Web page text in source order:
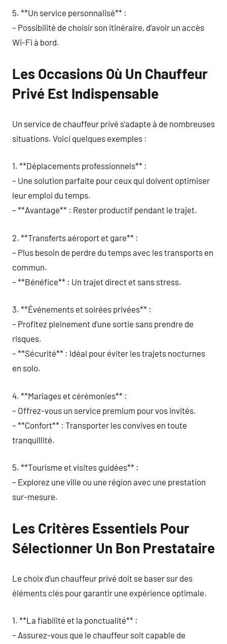
5. **Un service personnalisé** :
– Possibilité de choisir son itinéraire, d’avoir un accès
Wi-Fi à bord.
Les Occasions Où Un Chauffeur
Privé Est Indispensable
Un service de chauffeur privé s’adapte à de nombreuses
situations. Voici quelques exemples :
1. **Déplacements professionnels** :
– Une solution parfaite pour ceux qui doivent optimiser
leur emploi du temps.
– **Avantage** : Rester productif pendant le trajet.
2. **Transferts aéroport et gare** :
– Plus besoin de perdre du temps avec les transports en
commun.
– **Bénéfice** : Un trajet direct et sans stress.
3. **Événements et soirées privées** :
– Profitez pleinement d’une sortie sans prendre de
risques.
– **Sécurité** : Idéal pour éviter les trajets nocturnes
en solo.
4. **Mariages et cérémonies** :
– Offrez-vous un service premium pour vos invités.
– **Confort** : Transporter les convives en toute
tranquillité.
5. **Tourisme et visites guidées** :
– Explorez une ville ou une région avec une prestation
sur-mesure.
Les Critères Essentiels Pour
Sélectionner Un Bon Prestataire
Le choix d’un chauffeur privé doit se baser sur des
éléments clés pour garantir une expérience optimale.
1. **La fiabilité et la ponctualité** :
– Assurez-vous que le chauffeur soit capable de